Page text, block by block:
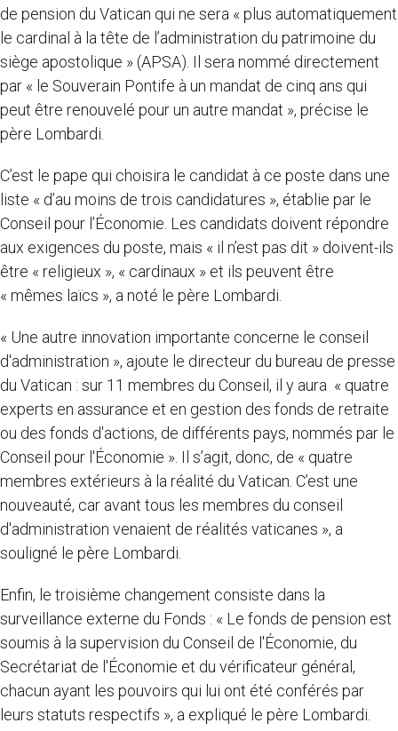
de pension du Vatican qui ne sera « plus automatiquement
le cardinal à la tête de l’administration du patrimoine du
siège apostolique » (APSA). Il sera nommé directement
par « le Souverain Pontife à un mandat de cinq ans qui
peut être renouvelé pour un autre mandat », précise le
père Lombardi.
C’est le pape qui choisira le candidat à ce poste dans une
liste « d’au moins de trois candidatures », établie par le
Conseil pour l’Économie. Les candidats doivent répondre
aux exigences du poste, mais « il n’est pas dit » doivent-ils
être « religieux », « cardinaux » et ils peuvent être
« mêmes laïcs », a noté le père Lombardi.
« Une autre innovation importante concerne le conseil
d'administration », ajoute le directeur du bureau de presse
du Vatican : sur 11 membres du Conseil, il y aura « quatre
experts en assurance et en gestion des fonds de retraite
ou des fonds d'actions, de différents pays, nommés par le
Conseil pour l'Économie ». Il s’agit, donc, de « quatre
membres extérieurs à la réalité du Vatican. C’est une
nouveauté, car avant tous les membres du conseil
d'administration venaient de réalités vaticanes », a
souligné le père Lombardi.
Enfin, le troisième changement consiste dans la
surveillance externe du Fonds : « Le fonds de pension est
soumis à la supervision du Conseil de l'Économie, du
Secrétariat de l'Économie et du vérificateur général,
chacun ayant les pouvoirs qui lui ont été conférés par
leurs statuts respectifs », a expliqué le père Lombardi.